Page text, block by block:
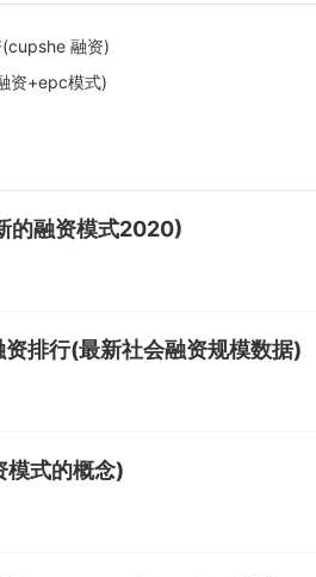
融资)
资+epc模式)
的融资模式2020)
排行(最新社会融资规模数据)
模式的概念)